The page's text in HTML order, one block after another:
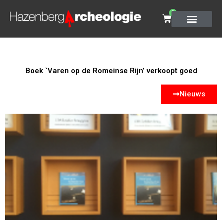
0
Boek `Varen op de Romeinse Rijn’ verkoopt goed
Nieuws